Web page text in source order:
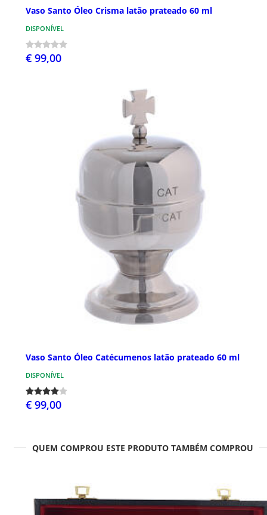
Vaso Santo Óleo Crisma latão prateado 60 ml
DISPONÍVEL
€ 99,00
Vaso Santo Óleo Catécumenos latão prateado 60 ml
DISPONÍVEL
€ 99,00
QUEM COMPROU ESTE PRODUTO TAMBÉM COMPROU